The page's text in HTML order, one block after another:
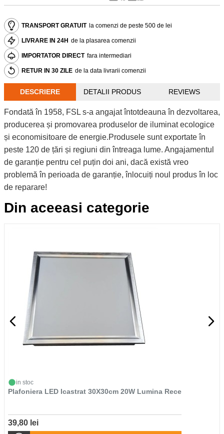
TRANSPORT GRATUIT la comenzi de peste 500 de lei
LIVRARE IN 24H de la plasarea comenzii
IMPORTATOR DIRECT fara intermediari
RETUR IN 30 ZILE de la data livrarii comenzii
DESCRIERE DETALII PRODUS REVIEWS
Fondată în 1958, FSL s-a angajat întotdeauna în dezvoltarea,
producerea și promovarea produselor de iluminat ecologice
și economisitoare de energie.Produsele sunt exportate în
peste 120 de țări și regiuni din întreaga lume. Angajamentul
de garanție pentru cel puțin doi ani, dacă există vreo
problemă în perioada de garanție, înlocuiți noul produs în loc
de reparare!
Din aceeasi categorie
in stoc
Plafoniera LED Icastrat 30X30cm 20W Lumina Rece
39,80 lei